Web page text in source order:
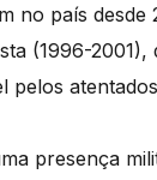
no país
(1996-
presença